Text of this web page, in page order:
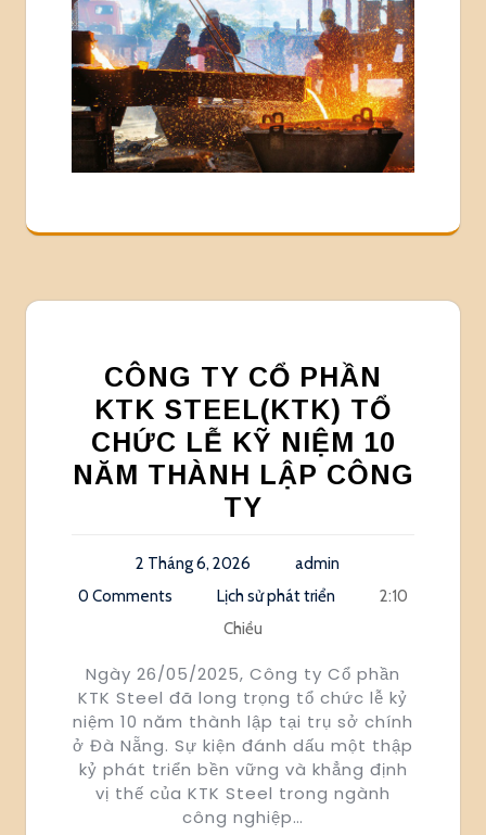
CÔNG TY CỔ PHẦN
KTK STEEL(KTK) TỔ
CHỨC LỄ KỸ NIỆM 10
NĂM THÀNH LẬP CÔNG
TY
2 Tháng 6, 2026
admin
0 Comments
Lịch sử phát triển
2:10
Chiều
Ngày 26/05/2025, Công ty Cổ phần
KTK Steel đã long trọng tổ chức lễ kỷ
niệm 10 năm thành lập tại trụ sở chính
ở Đà Nẵng. Sự kiện đánh dấu một thập
kỷ phát triển bền vững và khẳng định
vị thế của KTK Steel trong ngành
công nghiệp…